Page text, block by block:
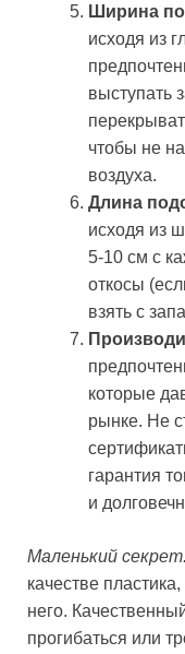
Ширина
исходя из
выступать
чтобы не
воздуха.
Длина
исходя из
5-10 см с
откосы
взять с
которые
рынке. Не
гарантия
и
Маленький
качестве
него.
прогибаться или